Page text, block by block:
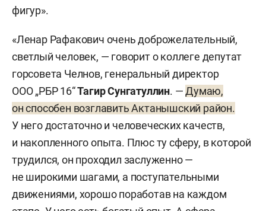
фигур».
«Ленар Рафакович очень доброжелательный,
светлый человек, — говорит о коллеге депутат
горсовета Челнов, генеральный директор
ООО „РБР 16“Тагир Сунгатуллин. —Думаю,
он способен возглавить Актанышский район.
У него достаточно и человеческих качеств,
и накопленного опыта. Плюс ту сферу, в которой
трудился, он проходил заслуженно —
не широкими шагами, а поступательными
движениями, хорошо поработав на каждом